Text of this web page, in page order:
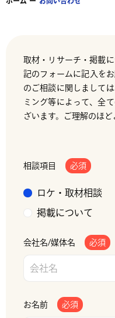
取材・リサーチ・掲載
記のフォームに記入を
のご相談に関しまして
ミング等によって、全
ざいます。ご理解のほど
相談項目 必須
ロケ・取材相談
掲載について
会社名/媒体名 必須
お名前 必須